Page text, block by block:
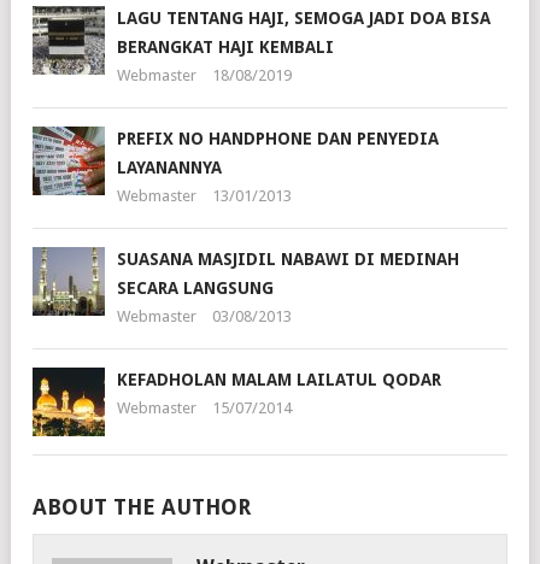
LAGU TENTANG HAJI, SEMOGA JADI DOA BISA
BERANGKAT HAJI KEMBALI
Webmaster 18/08/2019
PREFIX NO HANDPHONE DAN PENYEDIA
LAYANANNYA
Webmaster 13/01/2013
SUASANA MASJIDIL NABAWI DI MEDINAH
SECARA LANGSUNG
Webmaster 03/08/2013
KEFADHOLAN MALAM LAILATUL QODAR
Webmaster 15/07/2014
ABOUT THE AUTHOR